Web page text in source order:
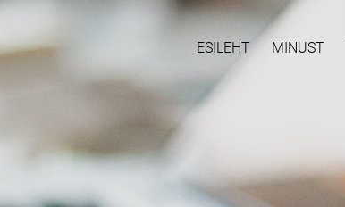
ESILEHT MINUST